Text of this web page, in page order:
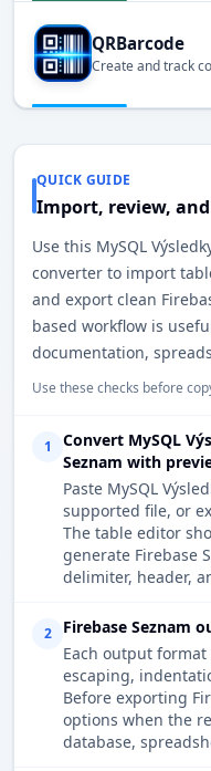
QRBarcode
Create and track
QUICK GUIDE
Import, review,
Use this MySQL
converter to import
and export clean
based workflow is
documentation,
Use these checks before
1
Convert MySQL
Seznam with
Paste MySQL
supported file, or
The table editor
generate Firebase
delimiter, header,
2
Firebase Seznam
Each output
escaping,
Before exporting
options when the
database,